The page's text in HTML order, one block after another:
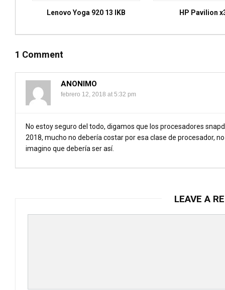
Lenovo Yoga 920 13 IKB HP Pavilion
1 Comment
ANONIMO
febrero 12, 2018 at 5:32 pm
No estoy seguro del todo, digamos que los procesadores
2018, mucho no debería costar por esa clase de procesador,
imagino que debería ser así.
LEAVE A